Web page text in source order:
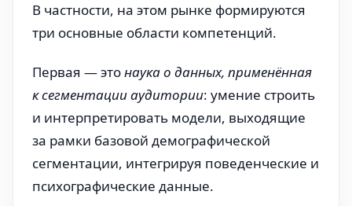
В частности, на этом рынке формируются
три основные области компетенций.
Первая — этонаука о данных, применённая
к сегментации аудитории: умение строить
и интерпретировать модели, выходящие
за рамки базовой демографической
сегментации, интегрируя поведенческие и
психографические данные.